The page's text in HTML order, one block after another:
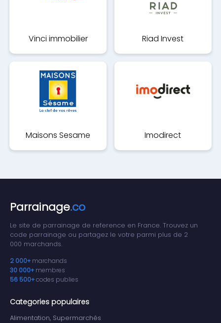
Vinci immobilier Riad Invest
Maisons Sesame Imodirect
Parrainage.co
Le site de parrainage de reference en France. Trouvez un
code parrainage ou partagez le votre parmi plus de 2
000 marchands.
2 000+ marchands
30 000+ membres
56 500+codes publies
Categories populaires
Alimentation, Supermarchés